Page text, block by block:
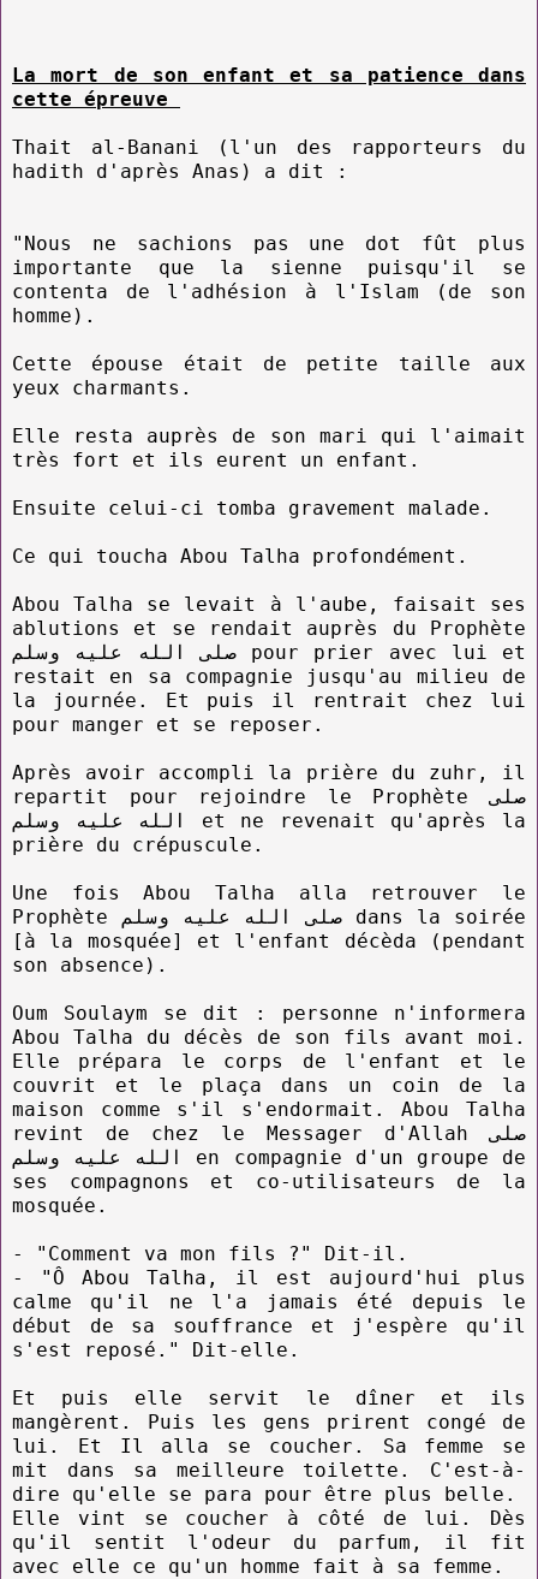
La mort de son enfant et sa patience dans
cette épreuve
Thait al-Banani (l'un des rapporteurs du
hadith d'après Anas) a dit :
"Nous ne sachions pas une dot fût plus
importante que la sienne puisqu'il se
contenta de l'adhésion à l'Islam (de son
homme).
Cette épouse était de petite taille aux
yeux charmants.
Elle resta auprès de son mari qui l'aimait
très fort et ils eurent un enfant.
Ensuite celui-ci tomba gravement malade.
Ce qui toucha Abou Talha profondément.
Abou Talha se levait à l'aube, faisait ses
ablutions et se rendait auprès du Prophète
صلى الله عليه وسلم pour prier avec lui et
restait en sa compagnie jusqu'au milieu de
la journée. Et puis il rentrait chez lui
pour manger et se reposer.
Après avoir accompli la prière du zuhr, il
repartit pour rejoindre le Prophète صلى
الله عليه وسلم et ne revenait qu'après la
prière du crépuscule.
Une fois Abou Talha alla retrouver le
Prophète صلى الله عليه وسلم dans la soirée
[à la mosquée] et l'enfant décèda (pendant
son absence).
Oum Soulaym se dit : personne n'informera
Abou Talha du décès de son fils avant moi.
Elle prépara le corps de l'enfant et le
couvrit et le plaça dans un coin de la
maison comme s'il s'endormait. Abou Talha
revint de chez le Messager d'Allah صلى
الله عليه وسلم en compagnie d'un groupe de
ses compagnons et co-utilisateurs de la
mosquée.
- "Comment va mon fils ?" Dit-il.
- "Ô Abou Talha, il est aujourd'hui plus
calme qu'il ne l'a jamais été depuis le
début de sa souffrance et j'espère qu'il
s'est reposé." Dit-elle.
Et puis elle servit le dîner et ils
mangèrent. Puis les gens prirent congé de
lui. Et Il alla se coucher. Sa femme se
mit dans sa meilleure toilette. C'est-à-
dire qu'elle se para pour être plus belle.
Elle vint se coucher à côté de lui. Dès
qu'il sentit l'odeur du parfum, il fit
avec elle ce qu'un homme fait à sa femme.